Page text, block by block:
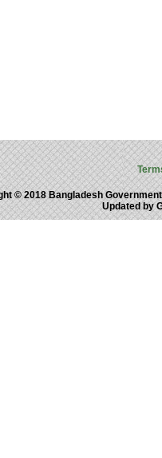
© 2018 Bangladesh
Updated by